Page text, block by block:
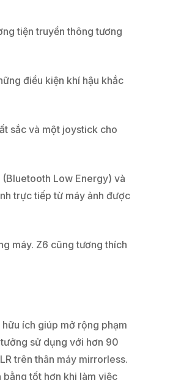
tiện truyền thông tương
điều kiện khí hậu khắc
sắc và một joystick cho
Low Energy) và
trực tiếp từ máy ảnh được
máy. Z6 cũng tương thích
ích giúp mở rộng phạm
sử dụng với hơn 90
trên thân máy mirrorless.
tốt hơn khi làm việc